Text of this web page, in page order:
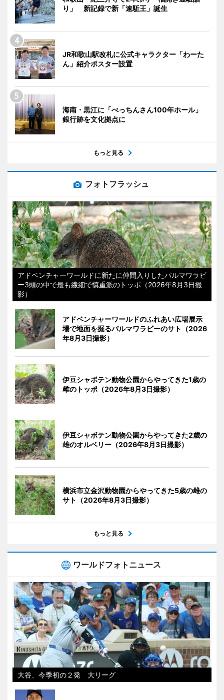
り」 新記録で新「速駈王」誕生
JR和歌山駅改札に公式キャラクター「わーた
ん」紹介ポスター設置
海南・黒江に「べっちんさん100年ホール」
銀行跡を文化拠点に
もっと見る
フォトフラッシュ
アドベンチャーワールドに新たに仲間入りしたパルマワラビ
ー3頭の中で最も繊細で慎重派のトッポ（2026年8月3日撮
影）
アドベンチャーワールドのふれあい広場展示
場で地面を掘るパルマワラビーのサト（2026
年8月3日撮影）
伊豆シャボテン動物公園からやってきた1歳の
雌のトッポ（2026年8月3日撮影）
伊豆シャボテン動物公園からやってきた2歳の
雄のオルベリー（2026年8月3日撮影）
横浜市立金沢動物園からやってきた5歳の雌の
サト（2026年8月3日撮影）
もっと見る
ワールドフォトニュース
大谷、今季初の２発 大リーグ